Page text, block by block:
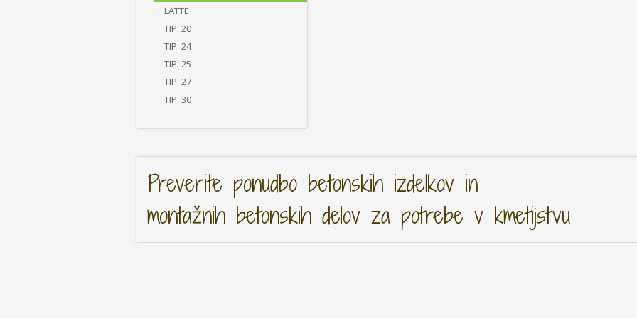
LATTE
TIP: 20
TIP: 24
TIP: 25
TIP: 27
TIP: 30
Preverite ponudbo betonskih izdelkov in
montažnih betonskih delov za potrebe v kmetijstvu